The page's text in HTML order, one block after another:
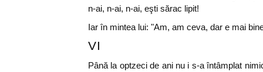
n-ai, n-ai, n-ai, eşti sărac lipit!
Iar în mintea lui: "Am, am ceva, dar e mai
VI
Până la optzeci de ani nu i s-a întâmplat